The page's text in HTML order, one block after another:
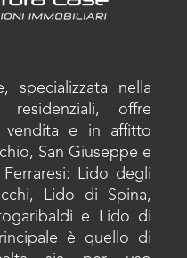
specializzata nella
offre
vendita e in affitto
San Giuseppe e
Lido degli
Lido di Spina,
e Lido di
è quello di